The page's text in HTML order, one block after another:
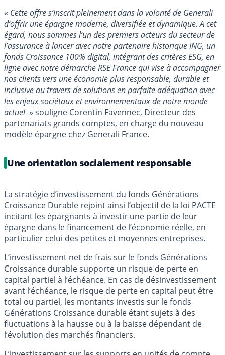
« Cette offre s’inscrit pleinement dans la volonté de Generali
d’offrir une épargne moderne, diversifiée et dynamique. A cet
égard, nous sommes l’un des premiers acteurs du secteur de
l’assurance à lancer avec notre partenaire historique ING, un
fonds Croissance 100% digital, intégrant des critères ESG, en
ligne avec notre démarche RSE France qui vise à accompagner
nos clients vers une économie plus responsable, durable et
inclusive au travers de solutions en parfaite adéquation avec
les enjeux sociétaux et environnementaux de notre monde
actuel » souligne Corentin Favennec, Directeur des
partenariats grands comptes, en charge du nouveau
modèle épargne chez Generali France.
Une orientation socialement responsable
La stratégie d’investissement du fonds Générations
Croissance Durable rejoint ainsi l’objectif de la loi PACTE
incitant les épargnants à investir une partie de leur
épargne dans le financement de l’économie réelle, en
particulier celui des petites et moyennes entreprises.
L’investissement net de frais sur le fonds Générations
Croissance durable supporte un risque de perte en
capital partiel à l’échéance. En cas de désinvestissement
avant l’échéance, le risque de perte en capital peut être
total ou partiel, les montants investis sur le fonds
Générations Croissance durable étant sujets à des
fluctuations à la hausse ou à la baisse dépendant de
l’évolution des marchés financiers.